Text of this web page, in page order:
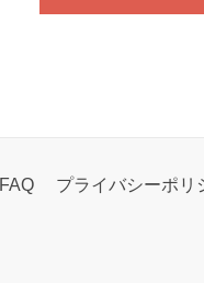
FAQ プライバシーポリ